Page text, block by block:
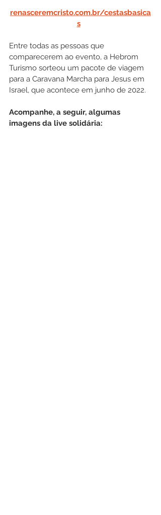
renasceremcristo.com.br/cestasbasica
s
Entre todas as pessoas que
comparecerem ao evento, a Hebrom
Turismo sorteou um pacote de viagem
para a Caravana Marcha para Jesus em
Israel, que acontece em junho de 2022.
Acompanhe, a seguir, algumas
imagens da live solidária: